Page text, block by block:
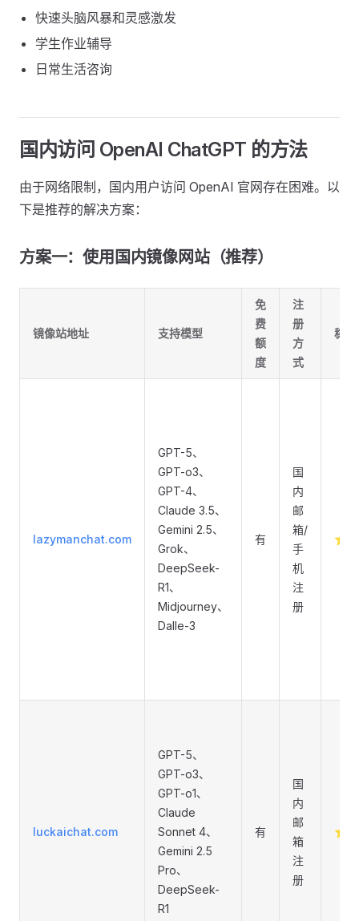
快速头脑风暴和灵感激发
学生作业辅导
日常生活咨询
国内访问 OpenAI ChatGPT 的方法
由于网络限制，国内用户访问 OpenAI 官网存在困难。以
下是推荐的解决方案：
方案一：使用国内镜像网站（推荐）
镜像站地址 支持模型
免
费
额
度
注
册
方
式
稳定
lazymanchat.com
GPT-5、
GPT-o3、
GPT-4、
Claude 3.5、
Gemini 2.5、
Grok、
DeepSeek-
R1、
Midjourney、
Dalle-3
有
国
内
邮
箱/
手
机
注
册
luckaichat.com
GPT-5、
GPT-o3、
GPT-o1、
Claude
Sonnet 4、
Gemini 2.5
Pro、
DeepSeek-
R1
有
国
内
邮
箱
注
册